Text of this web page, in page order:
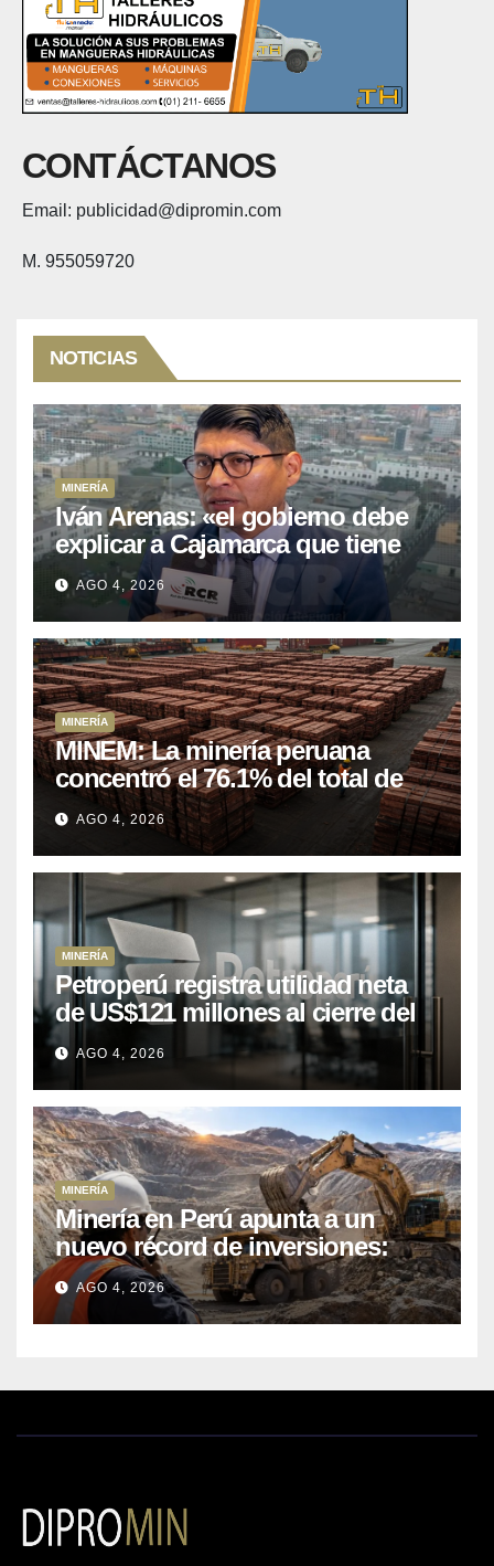
CONTÁCTANOS
Email: publicidad@dipromin.com
M. 955059720
NOTICIAS
MINERÍA
Iván Arenas: «el gobierno debe
explicar a Cajamarca que tiene
US$ 16 mil millones en proyectos
mineros para salir de la pobreza
AGO 4, 2026
MINERÍA
MINEM: La minería peruana
concentró el 76.1% del total de
las exportaciones nacionales
entre enero y abril de 2026
AGO 4, 2026
MINERÍA
Petroperú registra utilidad neta
de US$121 millones al cierre del
primer semestre 2026
AGO 4, 2026
MINERÍA
Minería en Perú apunta a un
nuevo récord de inversiones:
crecen los petitorios y el FMI
insta a destrabar proyectos
AGO 4, 2026